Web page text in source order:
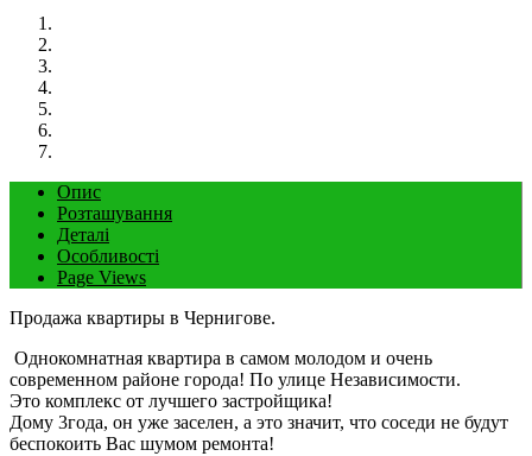
Опис
Розташування
Деталі
Особливості
Page Views
Продажа квартиры в Чернигове.
‌ Однокомнатная квартира в самом молодом и очень
современном районе города! По улице Независимости.
‌Это комплекс от лучшего застройщика!
Дому 3года, он уже заселен, а это значит, что соседи не будут
беспокоить Вас шумом ремонта!